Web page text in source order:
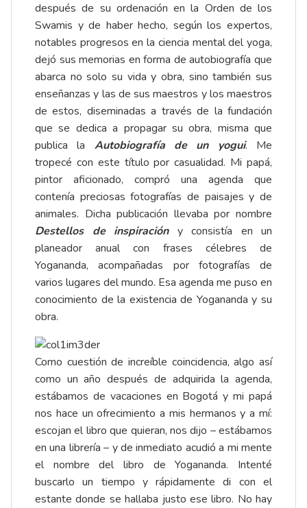
después de su ordenación en la Orden de los
Swamis y de haber hecho, según los expertos,
notables progresos en la ciencia mental del yoga,
dejó sus memorias en forma de autobiografía que
abarca no solo su vida y obra, sino también sus
enseñanzas y las de sus maestros y los maestros
de estos, diseminadas a través de la fundación
que se dedica a propagar su obra, misma que
publica la Autobiografía de un yogui. Me
tropecé con este título por casualidad. Mi papá,
pintor aficionado, compró una agenda que
contenía preciosas fotografías de paisajes y de
animales. Dicha publicación llevaba por nombre
Destellos de inspiracióny consistía en un
planeador anual con frases célebres de
Yogananda, acompañadas por fotografías de
varios lugares del mundo. Esa agenda me puso en
conocimiento de la existencia de Yogananda y su
obra.
Como cuestión de increíble coincidencia, algo así
como un año después de adquirida la agenda,
estábamos de vacaciones en Bogotá y mi papá
nos hace un ofrecimiento a mis hermanos y a mí:
escojan el libro que quieran, nos dijo – estábamos
en una librería – y de inmediato acudió a mi mente
el nombre del libro de Yogananda. Intenté
buscarlo un tiempo y rápidamente di con el
estante donde se hallaba justo ese libro. No hay